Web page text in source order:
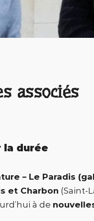
associés
la durée
– Le Paradis
et Charbon (Saint-
à de